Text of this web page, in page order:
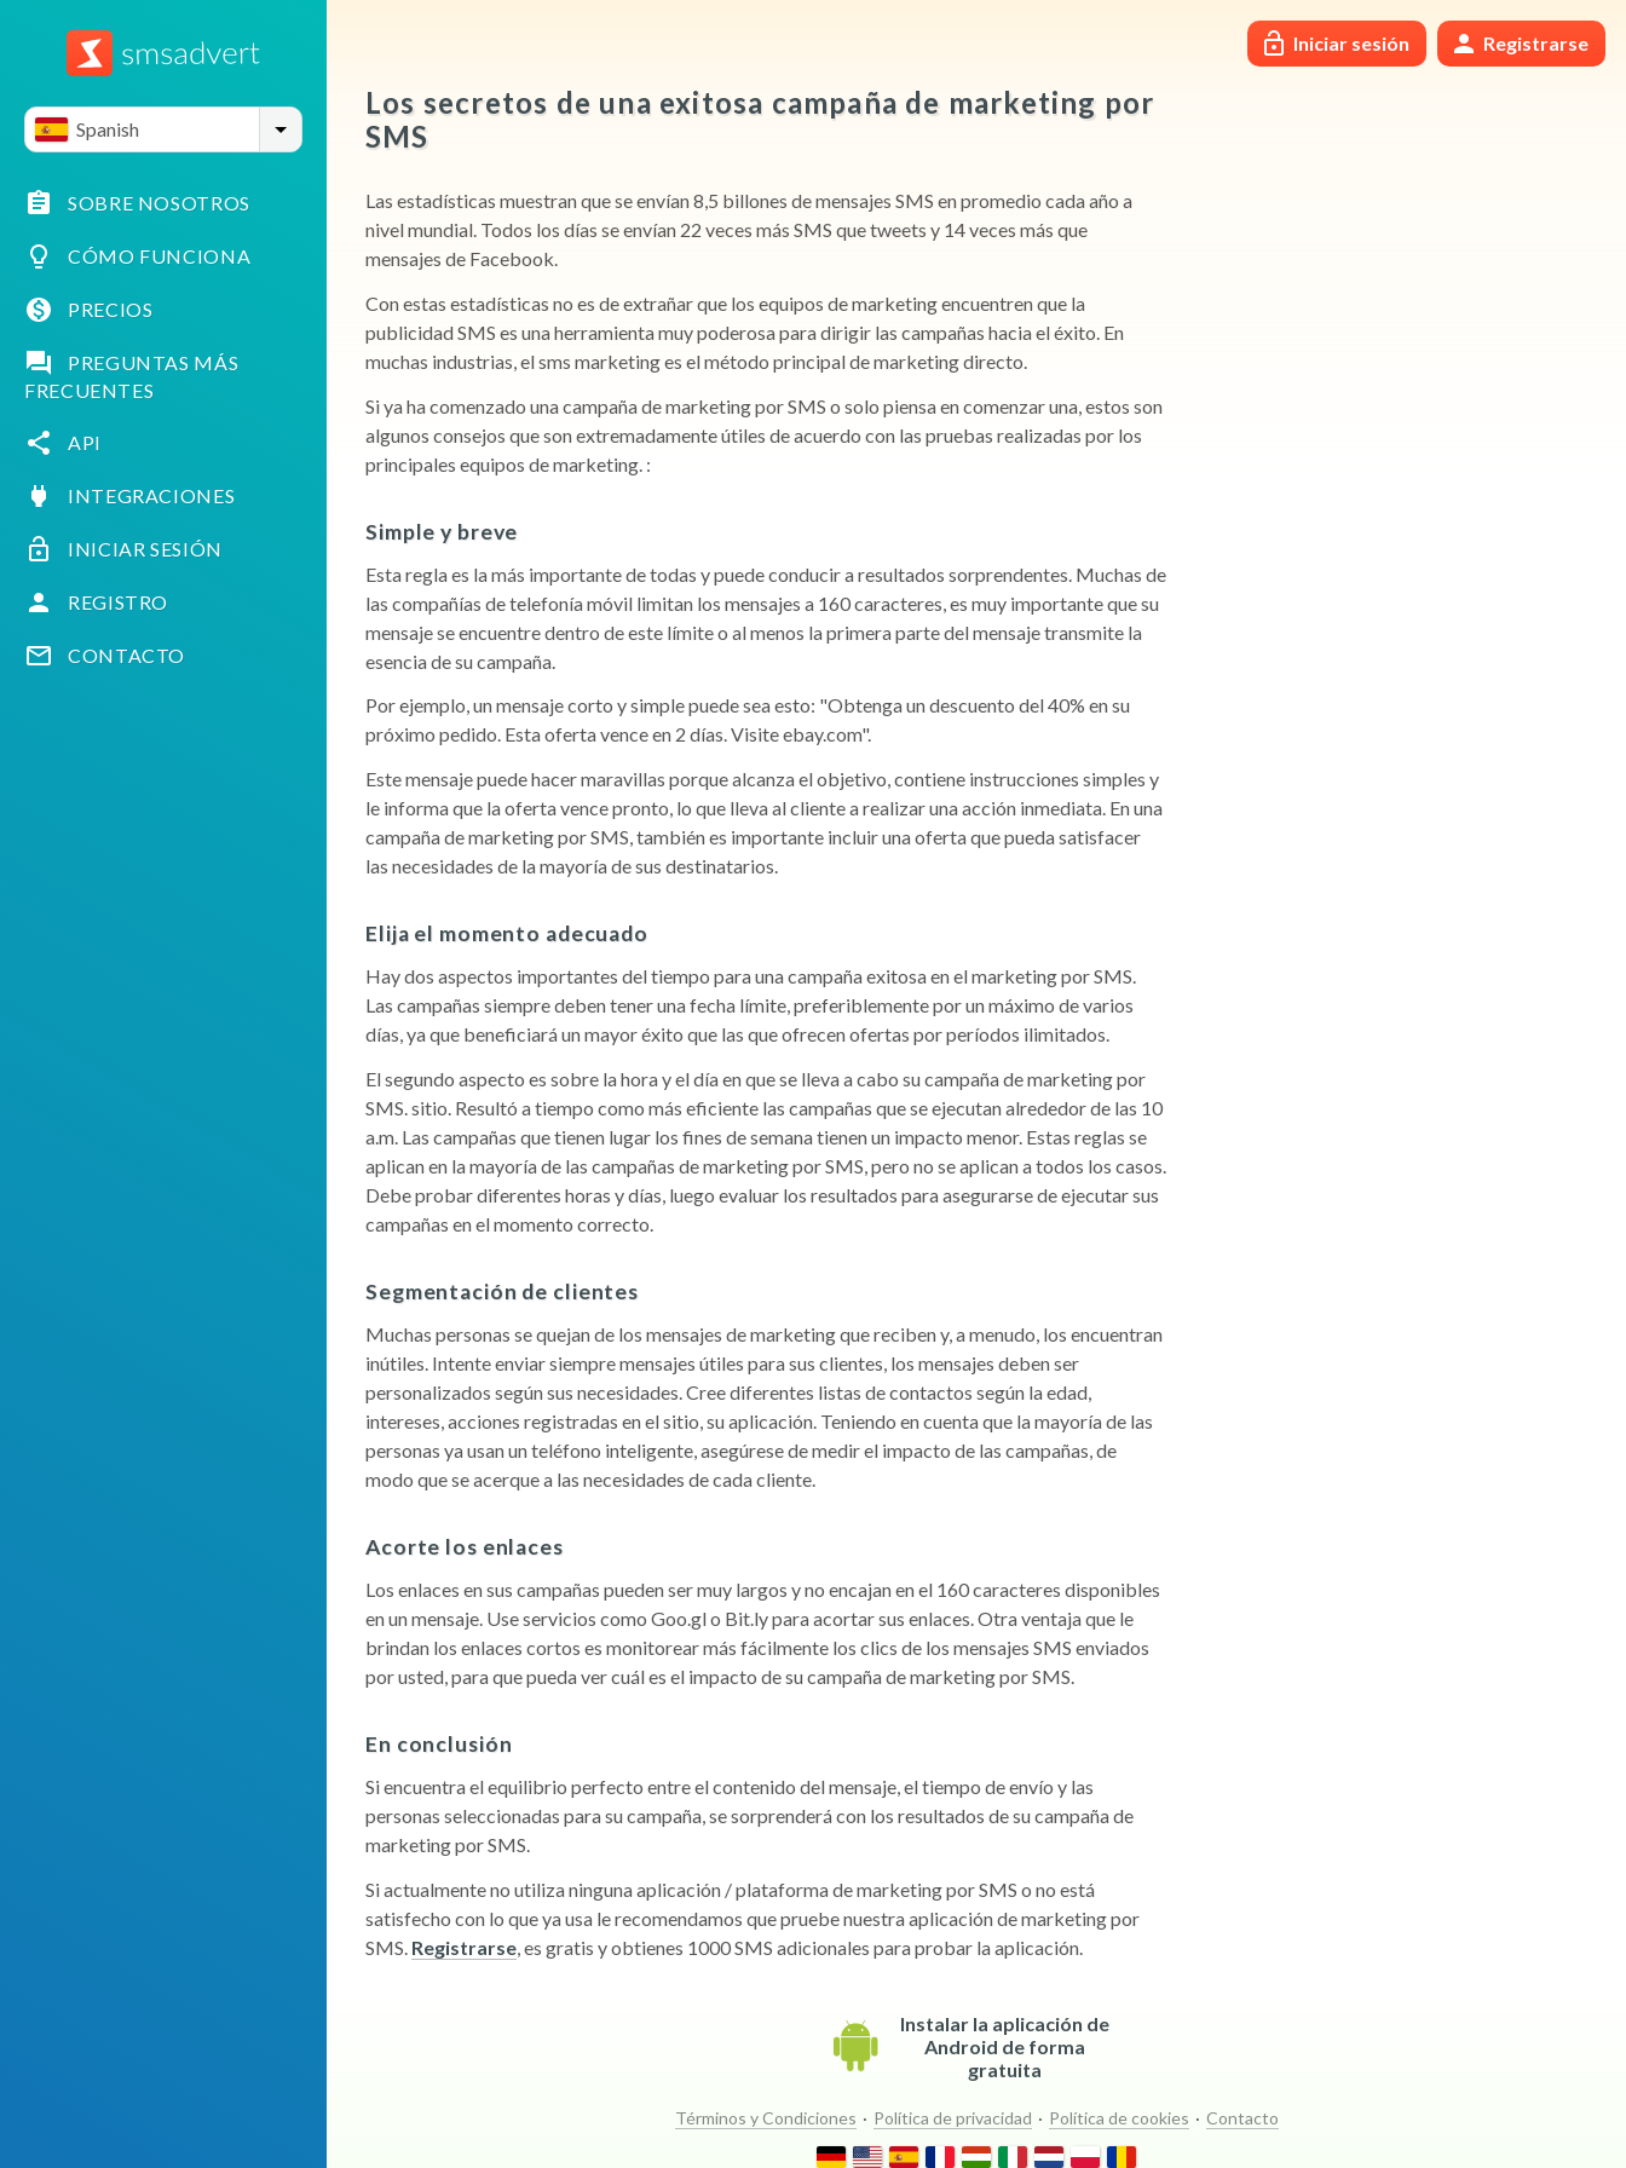
Iniciar sesión Registrarse
Los secretos de una exitosa campaña de marketing por
SMS
Las estadísticas muestran que se envían 8,5 billones de mensajes SMS en promedio cada año a
nivel mundial. Todos los días se envían 22 veces más SMS que tweets y 14 veces más que
mensajes de Facebook.
Con estas estadísticas no es de extrañar que los equipos de marketing encuentren que la
publicidad SMS es una herramienta muy poderosa para dirigir las campañas hacia el éxito. En
muchas industrias, el sms marketing es el método principal de marketing directo.
Si ya ha comenzado una campaña de marketing por SMS o solo piensa en comenzar una, estos son
algunos consejos que son extremadamente útiles de acuerdo con las pruebas realizadas por los
principales equipos de marketing. :
Simple y breve
Esta regla es la más importante de todas y puede conducir a resultados sorprendentes. Muchas de
las compañías de telefonía móvil limitan los mensajes a 160 caracteres, es muy importante que su
mensaje se encuentre dentro de este límite o al menos la primera parte del mensaje transmite la
esencia de su campaña.
Por ejemplo, un mensaje corto y simple puede sea esto: "Obtenga un descuento del 40% en su
próximo pedido. Esta oferta vence en 2 días. Visite ebay.com".
Este mensaje puede hacer maravillas porque alcanza el objetivo, contiene instrucciones simples y
le informa que la oferta vence pronto, lo que lleva al cliente a realizar una acción inmediata. En una
campaña de marketing por SMS, también es importante incluir una oferta que pueda satisfacer
las necesidades de la mayoría de sus destinatarios.
Elija el momento adecuado
Hay dos aspectos importantes del tiempo para una campaña exitosa en el marketing por SMS.
Las campañas siempre deben tener una fecha límite, preferiblemente por un máximo de varios
días, ya que beneficiará un mayor éxito que las que ofrecen ofertas por períodos ilimitados.
El segundo aspecto es sobre la hora y el día en que se lleva a cabo su campaña de marketing por
SMS. sitio. Resultó a tiempo como más eficiente las campañas que se ejecutan alrededor de las 10
a.m. Las campañas que tienen lugar los fines de semana tienen un impacto menor. Estas reglas se
aplican en la mayoría de las campañas de marketing por SMS, pero no se aplican a todos los casos.
Debe probar diferentes horas y días, luego evaluar los resultados para asegurarse de ejecutar sus
campañas en el momento correcto.
Segmentación de clientes
Muchas personas se quejan de los mensajes de marketing que reciben y, a menudo, los encuentran
inútiles. Intente enviar siempre mensajes útiles para sus clientes, los mensajes deben ser
personalizados según sus necesidades. Cree diferentes listas de contactos según la edad,
intereses, acciones registradas en el sitio, su aplicación. Teniendo en cuenta que la mayoría de las
personas ya usan un teléfono inteligente, asegúrese de medir el impacto de las campañas, de
modo que se acerque a las necesidades de cada cliente.
Acorte los enlaces
Los enlaces en sus campañas pueden ser muy largos y no encajan en el 160 caracteres disponibles
en un mensaje. Use servicios como Goo.gl o Bit.ly para acortar sus enlaces. Otra ventaja que le
brindan los enlaces cortos es monitorear más fácilmente los clics de los mensajes SMS enviados
por usted, para que pueda ver cuál es el impacto de su campaña de marketing por SMS.
En conclusión
Si encuentra el equilibrio perfecto entre el contenido del mensaje, el tiempo de envío y las
personas seleccionadas para su campaña, se sorprenderá con los resultados de su campaña de
marketing por SMS.
Si actualmente no utiliza ninguna aplicación / plataforma de marketing por SMS o no está
satisfecho con lo que ya usa le recomendamos que pruebe nuestra aplicación de marketing por
SMS. Registrarse , es gratis y obtienes 1000 SMS adicionales para probar la aplicación.
Spanish
SOBRE NOSOTROS
CÓMO FUNCIONA
PRECIOS
PREGUNTAS MÁS
FRECUENTES
API
INTEGRACIONES
INICIAR SESIÓN
REGISTRO
CONTACTO
Instalar la aplicación de
Android de forma
gratuita
Términos y Condiciones · Política de privacidad · Política de cookies · Contacto